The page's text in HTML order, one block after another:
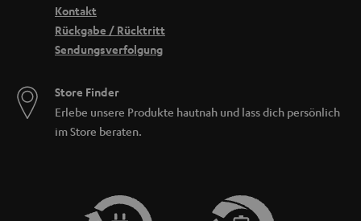
Kontakt
Rückgabe / Rücktritt
Sendungsverfolgung
Store Finder
Erlebe unsere Produkte hautnah und lass dich persönlich
im Store beraten.